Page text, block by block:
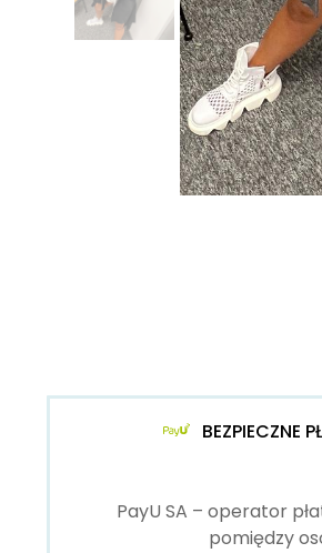
BEZPIECZNE
PayU SA – operator
pomiędzy